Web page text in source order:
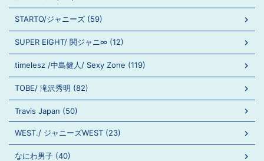
STARTO/ジャニーズ (59)
SUPER EIGHT/ 関ジャニ∞ (12)
timelesz /中島健人/ Sexy Zone (119)
TOBE/ 滝沢秀明 (82)
Travis Japan (50)
WEST./ ジャニーズWEST (23)
なにわ男子 (40)